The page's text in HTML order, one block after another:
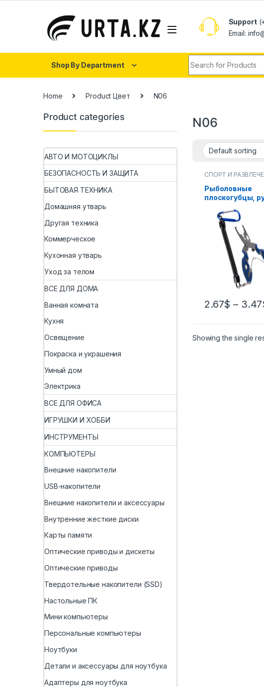
Support
Email:
Shop By Department
Home Product Цвет N06
N06
СПОРТ И
Рыболовные
плоскогубцы,
крючок, резак
лески, разрезное
кольцо,
аксессуары,
е ножницы
2.67$ – 3.47
Showing the single
Product categories
АВТО И МОТОЦИКЛЫ
БЕЗОПАСНОСТЬ И ЗАЩИТА
БЫТОВАЯ ТЕХНИКА
Домашняя утварь
Другая техника
Коммерческое
Кухонная утварь
Уход за телом
ВСЕ ДЛЯ ДОМА
Ванная комната
Кухня
Освещение
Покраска и украшения
Умный дом
Электрика
ВСЕ ДЛЯ ОФИСА
ИГРУШКИ И ХОББИ
ИНСТРУМЕНТЫ
КОМПЬЮТЕРЫ
Внешние накопители
USB-накопители
Внешние накопители и аксессуары
Внутренние жесткие диски
Карты памяти
Оптические приводы и дискеты
Оптические приводы
Твердотельные накопители (SSD)
Настольные ПК
Мини компьютеры
Персональные компьютеры
Ноутбуки
Детали и аксессуары для ноутбука
Адаптеры для ноутбука